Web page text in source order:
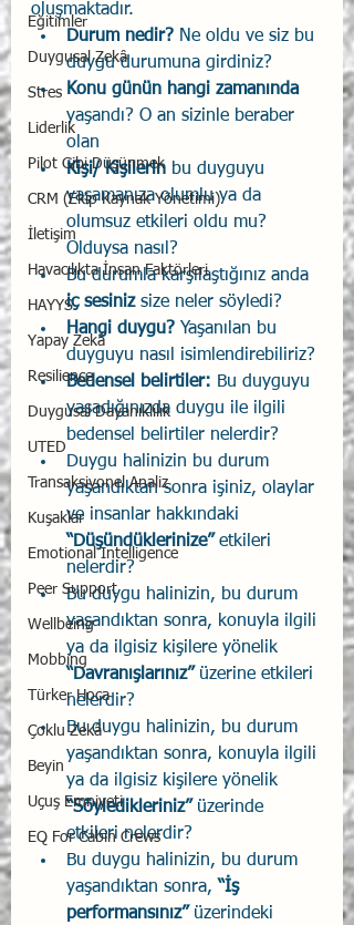
Eğitimler
Duygusal Zekâ
Stres
Liderlik
Pilot Gibi Düşünmek
CRM (Ekip Kaynak Yönetimi)
İletişim
Havacılıkta İnsan Faktörleri
HAYYS
Yapay Zekâ
Resilience
Duygusal Dayanıklılık
UTED
Transaksiyonel Analiz
Kuşaklar
Emotional Intelligence
Peer Support
Wellbeing
Mobbing
Türker Hoca
Çoklu Zekâ
Beyin
Uçuş Emniyeti
EQ For Cabin Crews
oluşmaktadır.
Durum nedir? Ne oldu ve siz bu
duygu durumuna girdiniz?
Konu günün hangi zamanında
yaşandı? O an sizinle beraber
olan
Kişi/ Kişilerin bu duyguyu
yaşamanıza olumlu ya da
olumsuz etkileri oldu mu?
Olduysa nasıl?
Bu durumla karşılaştığınız anda
iç sesiniz size neler söyledi?
Hangi duygu? Yaşanılan bu
duyguyu nasıl isimlendirebiliriz?
Bedensel belirtiler: Bu duyguyu
yaşadığınızda duygu ile ilgili
bedensel belirtiler nelerdir?
Duygu halinizin bu durum
yaşandıktan sonra işiniz, olaylar
ve insanlar hakkındaki
“Düşündüklerinize” etkileri
nelerdir?
Bu duygu halinizin, bu durum
yaşandıktan sonra, konuyla ilgili
ya da ilgisiz kişilere yönelik
“Davranışlarınız” üzerine etkileri
nelerdir?
Bu duygu halinizin, bu durum
yaşandıktan sonra, konuyla ilgili
ya da ilgisiz kişilere yönelik
“Söyledikleriniz” üzerinde
etkileri nelerdir?
Bu duygu halinizin, bu durum
yaşandıktan sonra, “İş
performansınız” üzerindeki